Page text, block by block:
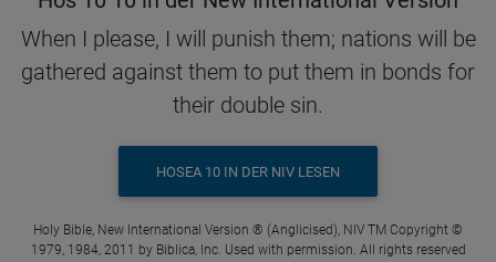
When I please, I will punish them; nations will be
gathered against them to put them in bonds for
their double sin.
HOSEA 10 IN DER NIV LESEN
Holy Bible, New International Version ® (Anglicised), NIV TM Copyright ©
1979, 1984, 2011 by Biblica, Inc. Used with permission. All rights reserved